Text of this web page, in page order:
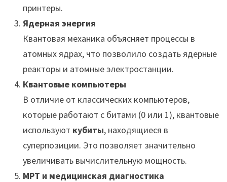
принтеры.
Ядерная энергия
Квантовая механика объясняет процессы в
атомных ядрах, что позволило создать ядерные
реакторы и атомные электростанции.
Квантовые компьютеры
В отличие от классических компьютеров,
которые работают с битами (0 или 1), квантовые
используют кубиты, находящиеся в
суперпозиции. Это позволяет значительно
увеличивать вычислительную мощность.
МРТ и медицинская диагностика